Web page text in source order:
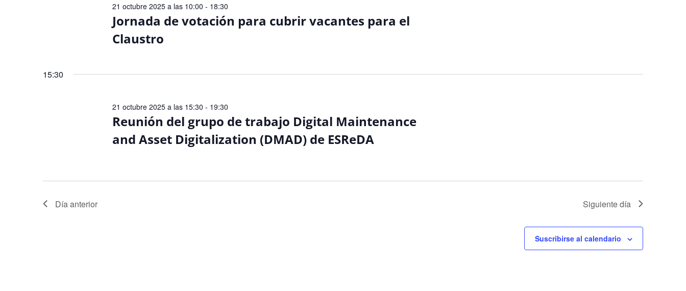
Jornada de votación para cubrir vacantes para el
Claustro
21 octubre 2025 a las 10:00 - 18:30
15:30
Reunión del grupo de trabajo Digital Maintenance
and Asset Digitalization (DMAD) de ESReDA
21 octubre 2025 a las 15:30 - 19:30
Día anterior Siguiente día
Suscribirse al calendario